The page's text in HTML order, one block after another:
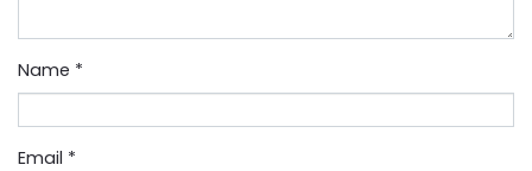
Name *
Email *